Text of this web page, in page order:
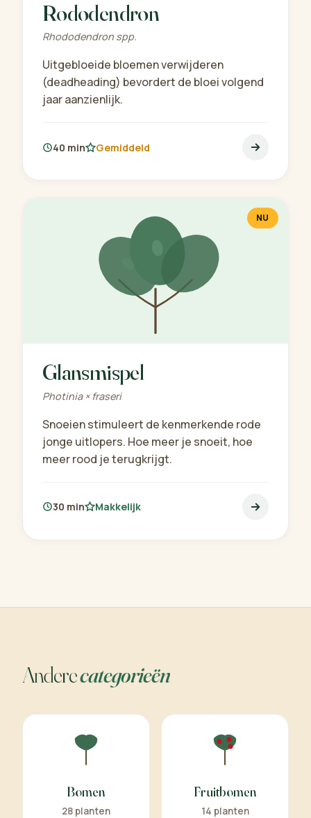
Rododendron
Rhododendron spp.
Uitgebloeide bloemen verwijderen
(deadheading) bevordert de bloei volgend
jaar aanzienlijk.
40 min Gemiddeld
NU
Glansmispel
Photinia × fraseri
Snoeien stimuleert de kenmerkende rode
jonge uitlopers. Hoe meer je snoeit, hoe
meer rood je terugkrijgt.
30 min Makkelijk
Anderecategorieën
Bomen
28 planten
Fruitbomen
14 planten